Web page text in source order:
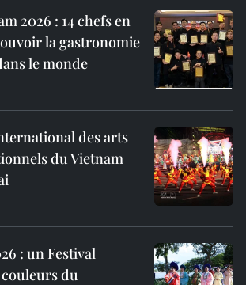
2026 : 14 chefs en
la gastronomie
le monde
des arts
du Vietnam
: un Festival
couleurs du